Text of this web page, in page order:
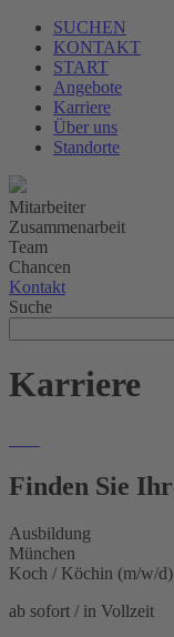
SUCHEN
KONTAKT
START
Angebote
Karriere
Über uns
Standorte
Mitarbeiter
Zusammenarbeit
Team
Chancen
Kontakt
Suche
Karriere
Finden Sie
Ausbildung
München
Koch / Köchin (m/w/
ab sofort / in Vollzeit